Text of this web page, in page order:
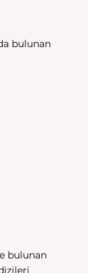
bulunan
bulunan